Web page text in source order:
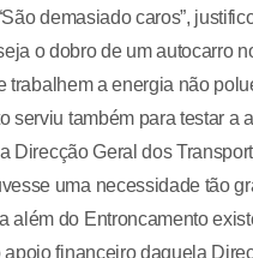
demasiado caros”,
o dobro de um autocarro
a energia não
também para testar a
Geral dos
uma necessidade tão
do Entroncamento
financeiro daquela